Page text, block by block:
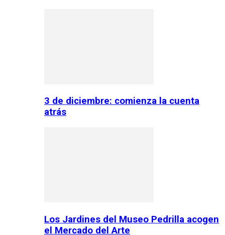
3 de diciembre: comienza la cuenta
atrás
Los Jardines del Museo Pedrilla acogen
el Mercado del Arte